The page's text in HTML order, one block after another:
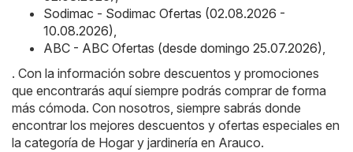
Sodimac - Sodimac Ofertas (02.08.2026 -
10.08.2026),
ABC - ABC Ofertas (desde domingo 25.07.2026),
. Con la información sobre descuentos y promociones
que encontrarás aquí siempre podrás comprar de forma
más cómoda. Con nosotros, siempre sabrás donde
encontrar los mejores descuentos y ofertas especiales en
la categoría de Hogar y jardinería en Arauco.